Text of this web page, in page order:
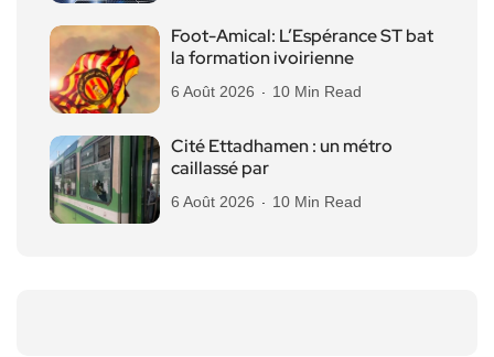
Foot-Amical: L’Espérance ST bat
la formation ivoirienne
6 Août 2026 10 Min Read
Cité Ettadhamen : un métro
caillassé par
6 Août 2026 10 Min Read